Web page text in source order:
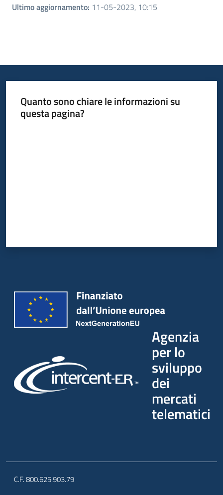
Ultimo aggiornamento: 11-05-2023, 10:15
Quanto sono chiare le informazioni su
questa pagina?
Agenzia
per lo
sviluppo
dei
mercati
telematici
C.F. 800.625.903.79